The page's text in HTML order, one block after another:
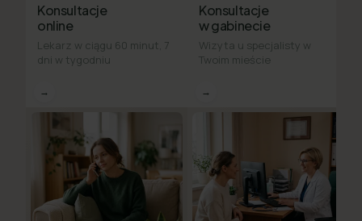
Konsultacje
online
Lekarz w ciągu 60 minut, 7
dni w tygodniu
→
Konsultacje
w gabinecie
Wizyta u specjalisty w
Twoim mieście
→